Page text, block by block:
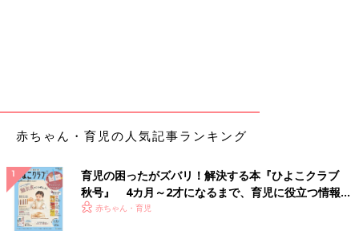
夜泣きの際も、寝室にいると泣き止まず、とりあえず廊下やリビ
ングへ行って抱っこすることがありました。
と言い、リビングへ行きたがります。
リビングのおもちゃで遊びたがるのです。
「今はねんねの時間だよ」「
～」「一緒にねんねしよう」等々息子をなだめると、なんとか寝
赤ちゃん・育児の人気記事ランキング
育児の困ったがズバリ！解決する本『ひよこクラブ
秋号』 4カ月～2才になるまで、育児に役立つ情報が
いっぱい！
赤ちゃん・育児